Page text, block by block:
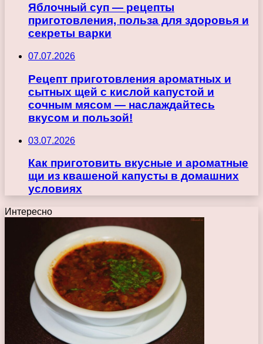
Яблочный суп — рецепты
приготовления, польза для здоровья и
секреты варки
07.07.2026
Рецепт приготовления ароматных и
сытных щей с кислой капустой и
сочным мясом — наслаждайтесь
вкусом и пользой!
03.07.2026
Как приготовить вкусные и ароматные
щи из квашеной капусты в домашних
условиях
Интересно